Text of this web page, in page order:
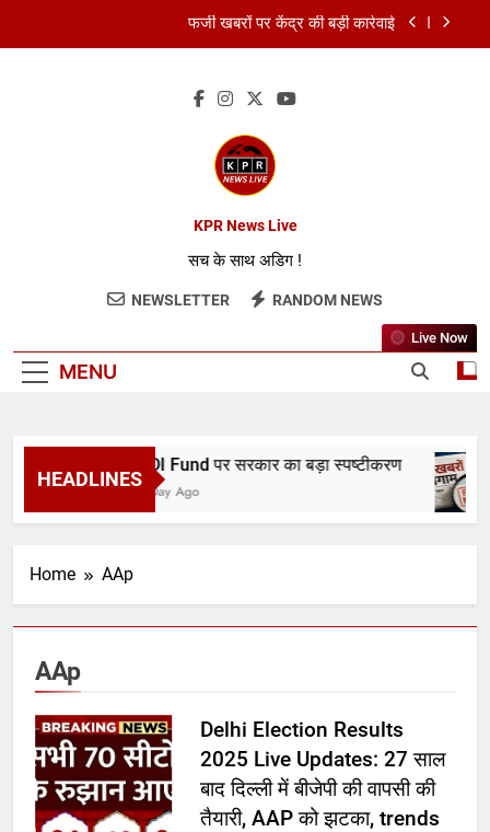
फर्जी खबरों पर केंद्र की बड़ी कार्रवाई
RDI Fund पर सरकार का बड़ा स्पष्टीकरण
फर्जी खबरों पर केंद्र की बड़ी कार्रवाई
FCRA बिल पर भारत ने अमेरिका को दिया जवाब
RBI ने रेपो रेट 5.25% पर रखा स्थिर
KPR News Live
सच के साथ अडिग !
NEWSLETTER RANDOM NEWS
MENU
Live Now
HEADLINES
RDI Fund पर सरकार का बड़ा स्पष्टीकरण
1 Day Ago
Home AAp
AAp
Delhi Election Results
2025 Live Updates: 27 साल
बाद दिल्ली में बीजेपी की वापसी की
तैयारी, AAP को झटका, trends